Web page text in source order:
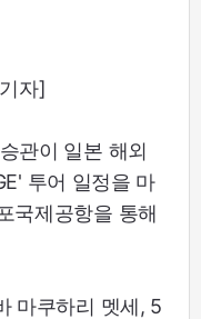
자]
관이 일본 해외
투어 일정을 마
국제공항을 통해
마쿠하리 멧세, 5